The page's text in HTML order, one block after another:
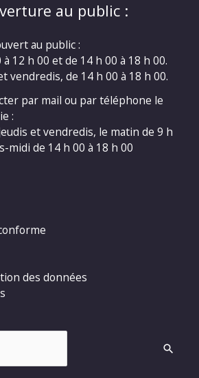
au public :
au public :
12 h 00 et de 14 h 00 à 18 h 00.
vendredis, de 14 h 00 à 18 h 00.
par mail ou par téléphone le
:
et vendredis, le matin de 9 h
midi de 14 h 00 à 18 h 00
des données